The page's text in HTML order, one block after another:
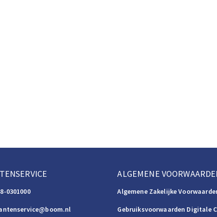
0301000
ALGEMENE
Algemene Zakelijke
Gebruiksvoorwaarden Digitale